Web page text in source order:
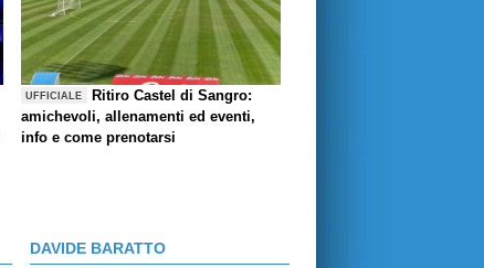
UFFICIALE
Ritiro Castel di Sangro:
amichevoli, allenamenti ed eventi,
info e come prenotarsi
DAVIDE BARATTO